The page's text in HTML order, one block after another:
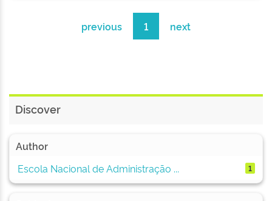
previous 1 next
Discover
Author
Escola Nacional de Administração ...
1